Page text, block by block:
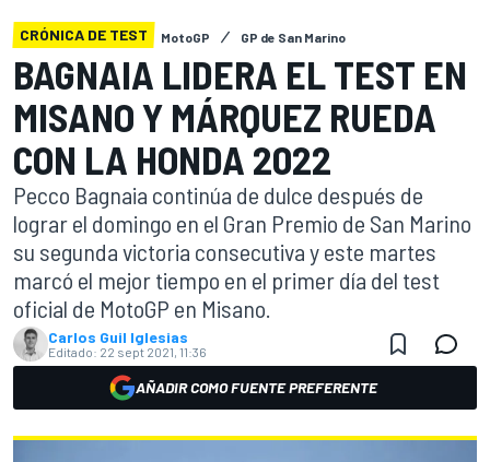
CRÓNICA DE TEST MotoGP GP de San Marino
BAGNAIA LIDERA EL TEST EN
MISANO Y MÁRQUEZ RUEDA
CON LA HONDA 2022
Pecco Bagnaia continúa de dulce después de
lograr el domingo en el Gran Premio de San Marino
su segunda victoria consecutiva y este martes
marcó el mejor tiempo en el primer día del test
oficial de MotoGP en Misano.
Carlos Guil Iglesias
Editado: 22 sept 2021, 11:36
AÑADIR COMO FUENTE PREFERENTE